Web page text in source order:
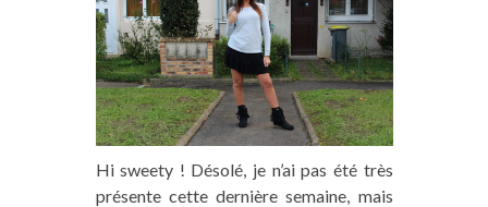
Hi sweety ! Désolé, je n’ai pas été très
présente cette dernière semaine, mais